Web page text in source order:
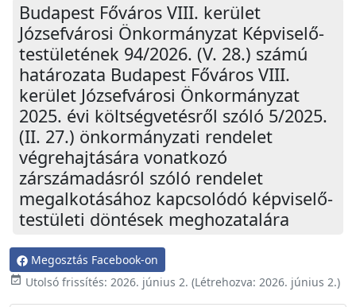
Budapest Főváros VIII. kerület
Józsefvárosi Önkormányzat Képviselő-
testületének 94/2026. (V. 28.) számú
határozata Budapest Főváros VIII.
kerület Józsefvárosi Önkormányzat
2025. évi költségvetésről szóló 5/2025.
(II. 27.) önkormányzati rendelet
végrehajtására vonatkozó
zárszámadásról szóló rendelet
megalkotásához kapcsolódó képviselő-
testületi döntések meghozatalára
Megosztás Facebook-on
event_available Utolsó frissítés: 2026. június 2. (Létrehozva: 2026. június 2.)